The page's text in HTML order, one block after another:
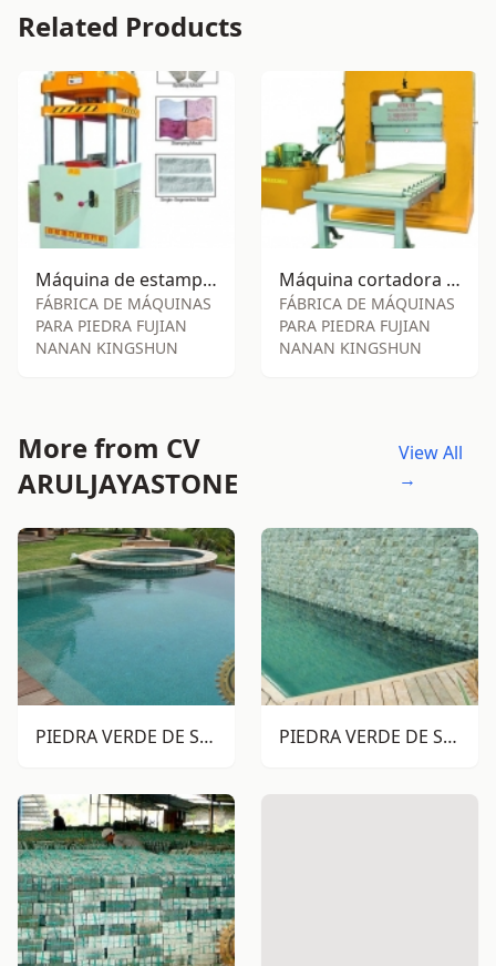
Related Products
Máquina de estampado/división SY-S85
FÁBRICA DE MÁQUINAS
PARA PIEDRA FUJIAN
NANAN KINGSHUN
Máquina cortadora SY-S240
FÁBRICA DE MÁQUINAS
PARA PIEDRA FUJIAN
NANAN KINGSHUN
More from CV
ARULJAYASTONE
View All
→
PIEDRA VERDE DE SUKABUMI RTM PIEDRA VERDE DE SUKABUMI RTA